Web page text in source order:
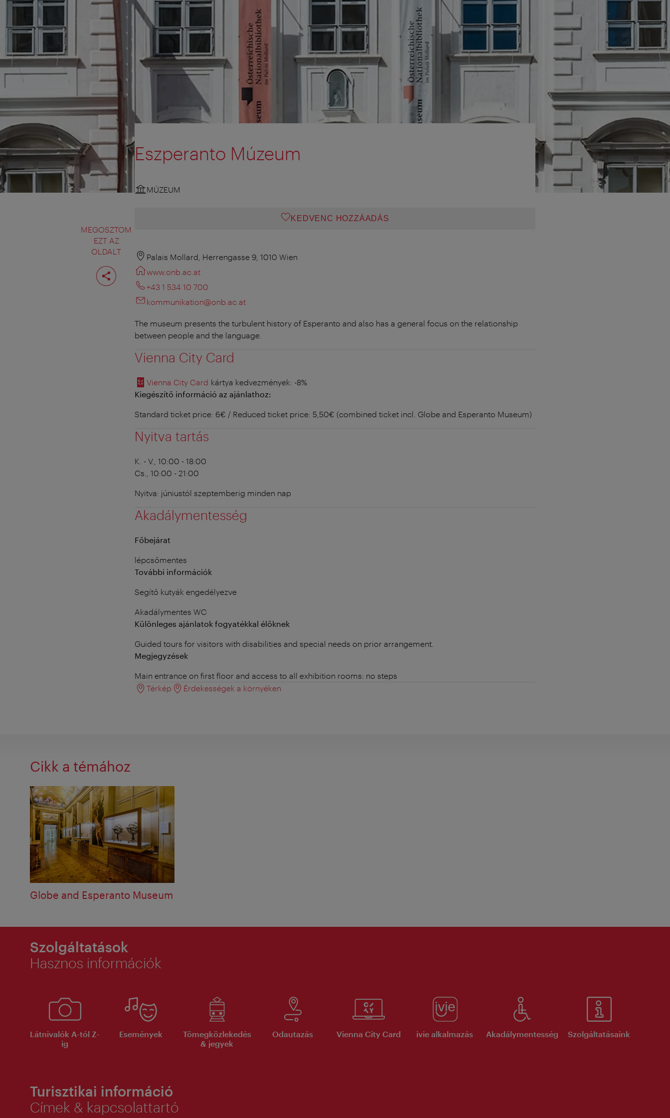
MEGOSZTOM
EZT AZ
OLDALT
Oldal
megosztása
Eszperanto Múzeum
MÚZEUM
KEDVENC HOZZÁADÁS
Palais Mollard, Herrengasse 9, 1010 Wien
www.onb.ac.at
+43 1 534 10 700
kommunikation@onb.ac.at
The museum presents the turbulent history of Esperanto and also has a general focus on the relationship
between people and the language.
Vienna City Card
Vienna City Card kártya kedvezmények: -8%
Kiegészítő információ az ajánlathoz:
Standard ticket price: 6€ / Reduced ticket price: 5,50€ (combined ticket incl. Globe and Esperanto Museum)
Nyitva tartás
K. - V., 10:00 - 18:00
Cs., 10:00 - 21:00
Nyitva: júniustól szeptemberig minden nap
Akadálymentesség
Főbejárat
lépcsőmentes
További információk
Segítő kutyák engedélyezve
Akadálymentes WC
Különleges ajánlatok fogyatékkal élőknek
Guided tours for visitors with disabilities and special needs on prior arrangement.
Megjegyzések
Main entrance on first floor and access to all exhibition rooms: no steps
Térkép
Érdekességek a környéken
Cikk a témához
Globe and Esperanto Museum
Szolgáltatások
Hasznos információk
Látnivalók A-tól Z-
ig
Események
Tömegközlekedés
& jegyek
Odautazás Vienna City Card ivie alkalmazás Akadálymentesség Szolgáltatásaink
Turisztikai információ
Címek & kapcsolattartó